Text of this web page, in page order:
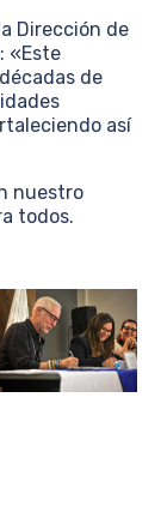
Dirección de
«Este
de
así
nuestro
todos.